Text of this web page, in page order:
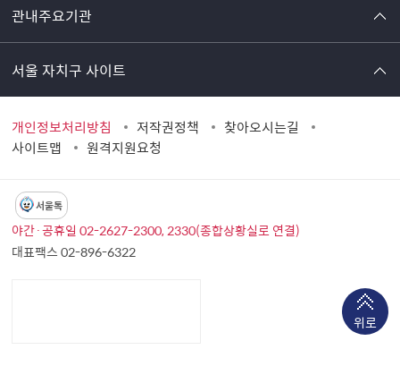
관내주요기관
서울 자치구 사이트
개인정보처리방침 저작권정책
찾아오시는길
사이트맵
원격지원요청
위로
서울톡
야간·공휴일 02-2627-2300, 2330(종합상황실로 연결)
대표팩스 02-896-6322